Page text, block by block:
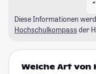
Diese Informationen
Hochschulkompass der
Welche Art von